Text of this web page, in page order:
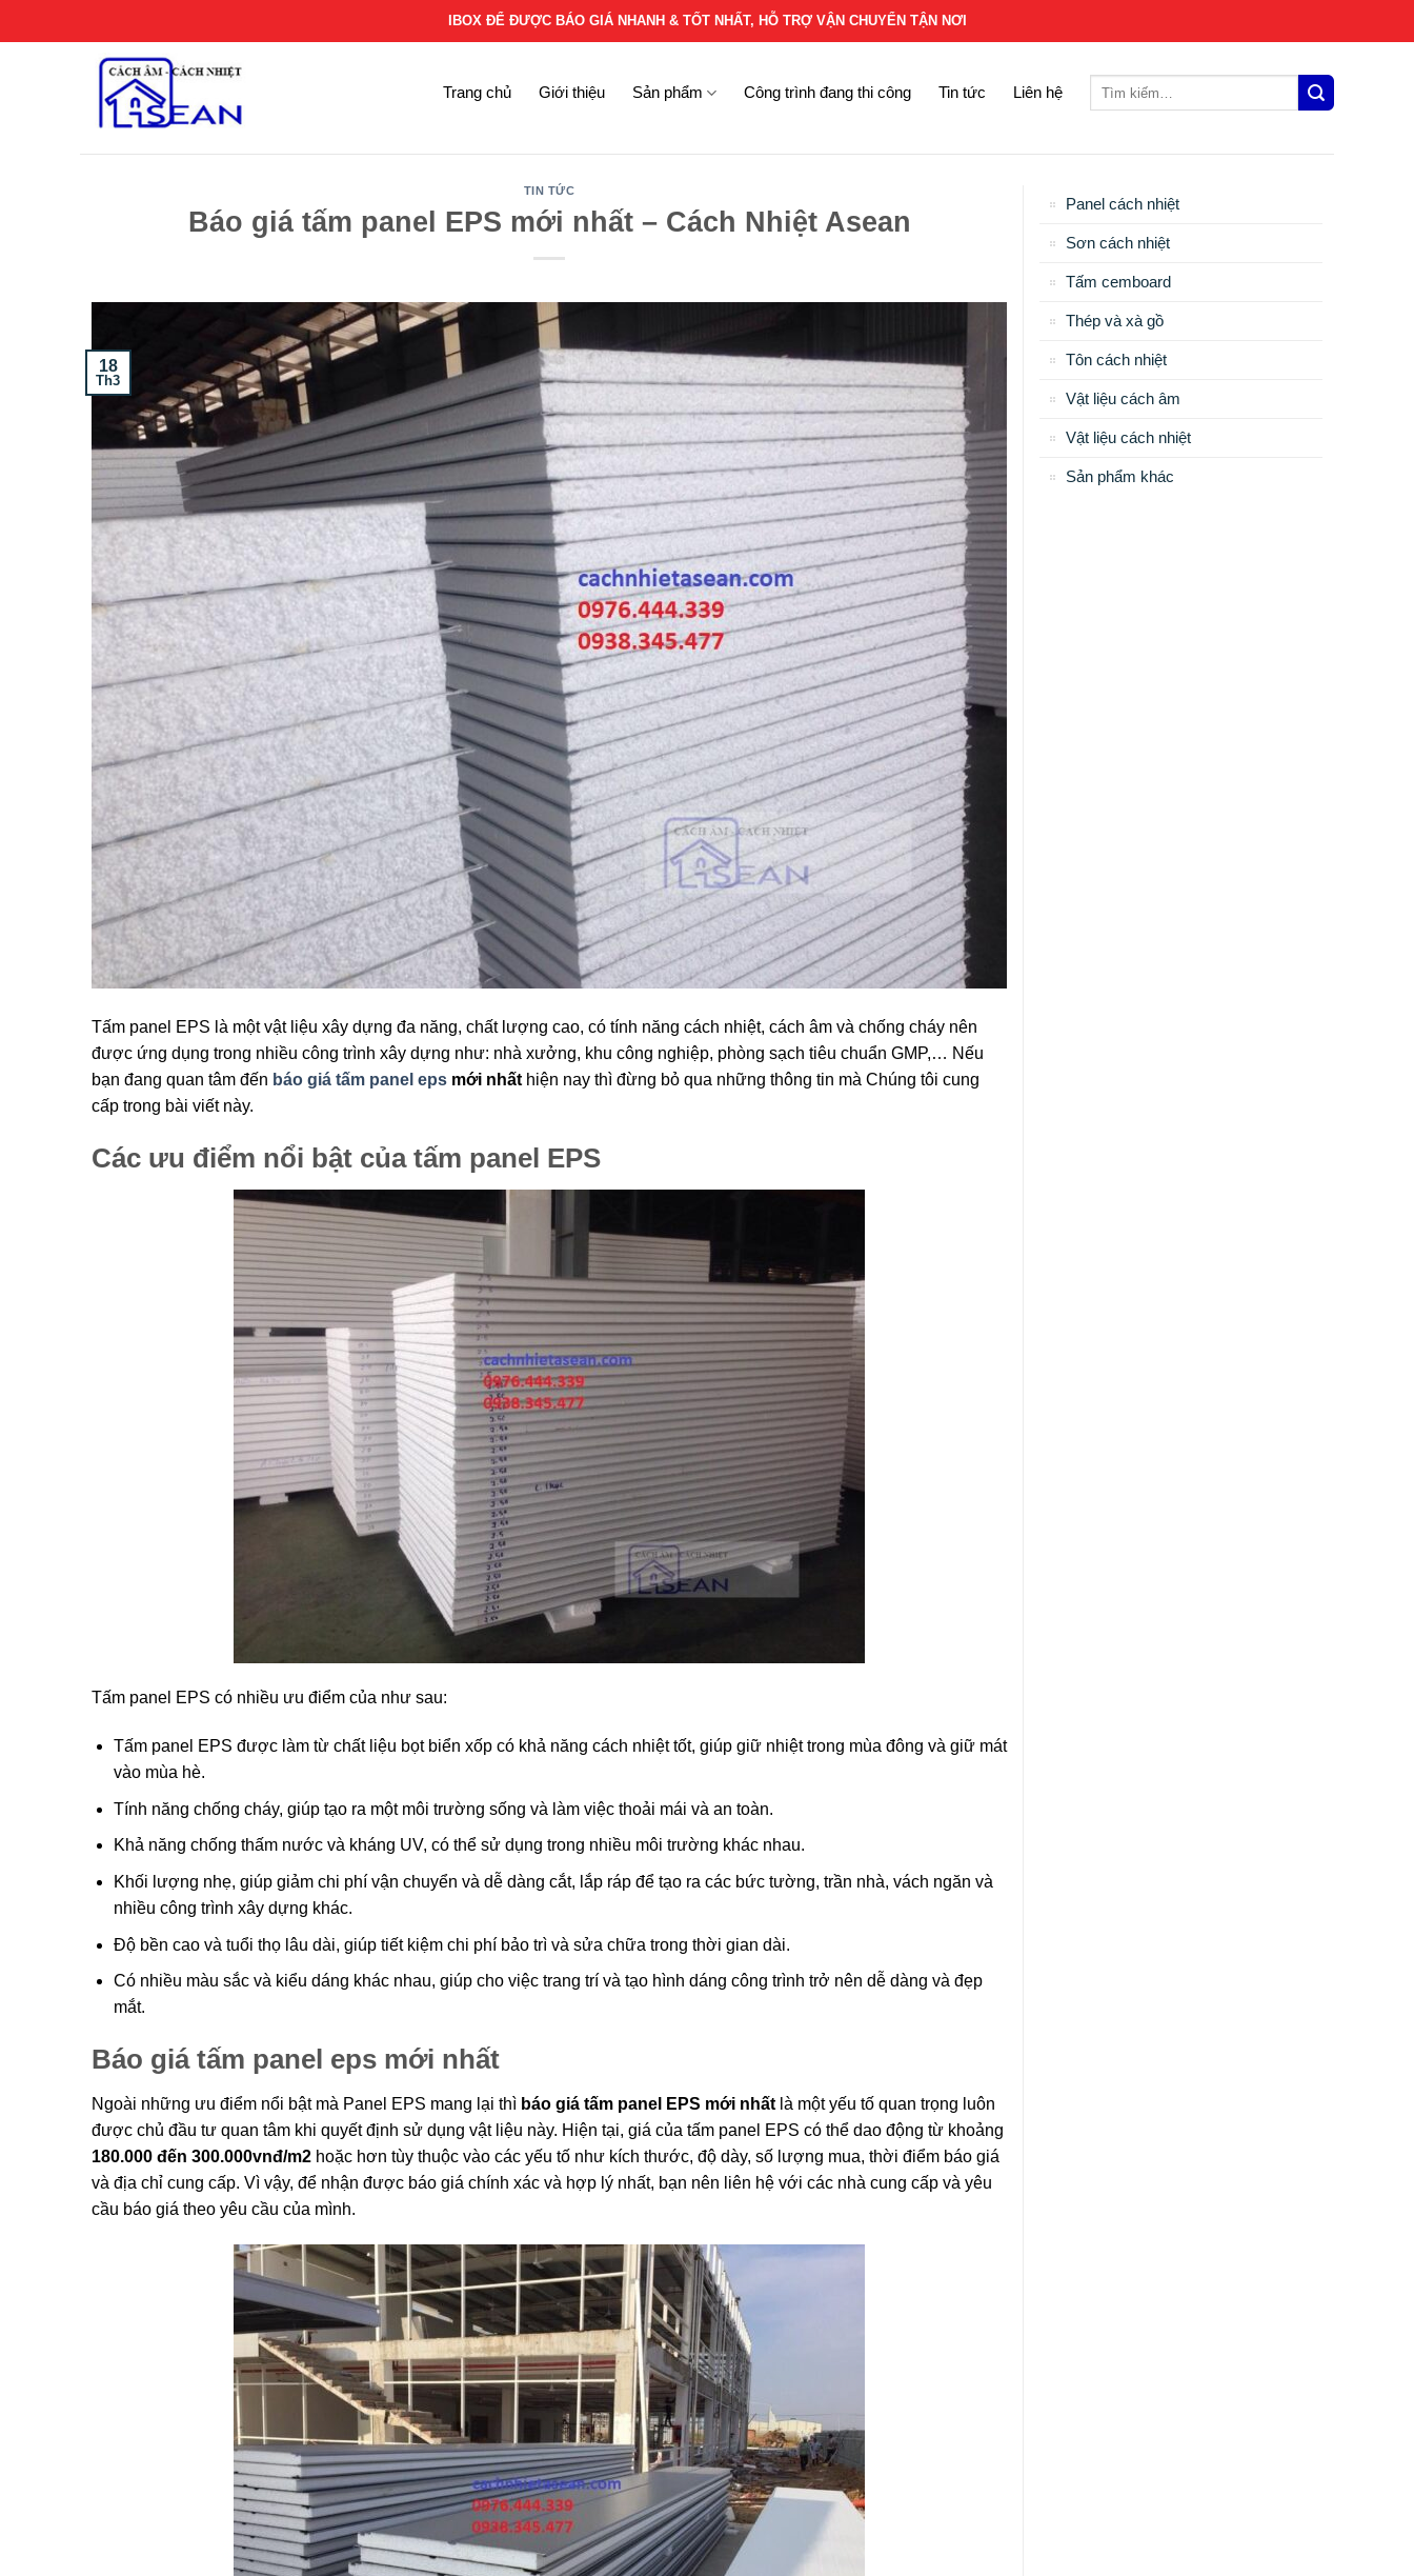
qua
Trang chủ Giới thiệu Sản phẩm Công trình đang thi công Tin tức Liên hệ
TIN TỨC
Báo giá tấm panel EPS mới nhất – Cách Nhiệt Asean
18
Th3
Tấm panel EPS là một vật liệu xây dựng đa năng, chất lượng cao, có tính năng cách nhiệt, cách âm và chống cháy nên
được ứng dụng trong nhiều công trình xây dựng như: nhà xưởng, khu công nghiệp, phòng sạch tiêu chuẩn GMP,… Nếu
bạn đang quan tâm đến báo giá tấm panel eps mới nhất hiện nay thì đừng bỏ qua những thông tin mà Chúng tôi cung
cấp trong bài viết này.
Các ưu điểm nổi bật của tấm panel EPS
Tấm panel EPS có nhiều ưu điểm của như sau:
Tấm panel EPS được làm từ chất liệu bọt biển xốp có khả năng cách nhiệt tốt, giúp giữ nhiệt trong mùa đông và giữ mát
vào mùa hè.
Tính năng chống cháy, giúp tạo ra một môi trường sống và làm việc thoải mái và an toàn.
Khả năng chống thấm nước và kháng UV, có thể sử dụng trong nhiều môi trường khác nhau.
Khối lượng nhẹ, giúp giảm chi phí vận chuyển và dễ dàng cắt, lắp ráp để tạo ra các bức tường, trần nhà, vách ngăn và
nhiều công trình xây dựng khác.
Độ bền cao và tuổi thọ lâu dài, giúp tiết kiệm chi phí bảo trì và sửa chữa trong thời gian dài.
Có nhiều màu sắc và kiểu dáng khác nhau, giúp cho việc trang trí và tạo hình dáng công trình trở nên dễ dàng và đẹp
mắt.
Báo giá tấm panel eps mới nhất
Ngoài những ưu điểm nổi bật mà Panel EPS mang lại thì báo giá tấm panel EPS mới nhất là một yếu tố quan trọng luôn
được chủ đầu tư quan tâm khi quyết định sử dụng vật liệu này. Hiện tại, giá của tấm panel EPS có thể dao động từ khoảng
180.000 đến 300.000vnđ/m2 hoặc hơn tùy thuộc vào các yếu tố như kích thước, độ dày, số lượng mua, thời điểm báo giá
và địa chỉ cung cấp. Vì vậy, để nhận được báo giá chính xác và hợp lý nhất, bạn nên liên hệ với các nhà cung cấp và yêu
cầu báo giá theo yêu cầu của mình.
Panel cách nhiệt
Sơn cách nhiệt
Tấm cemboard
Thép và xà gồ
Tôn cách nhiệt
Vật liệu cách âm
Vật liệu cách nhiệt
Sản phẩm khác
IBOX ĐỂ ĐƯỢC BÁO GIÁ NHANH & TỐT NHẤT, HỖ TRỢ VẬN CHUYỂN TẬN NƠI